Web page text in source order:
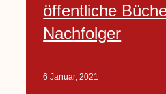
öffentliche
Nachfolger
6 Januar, 2021